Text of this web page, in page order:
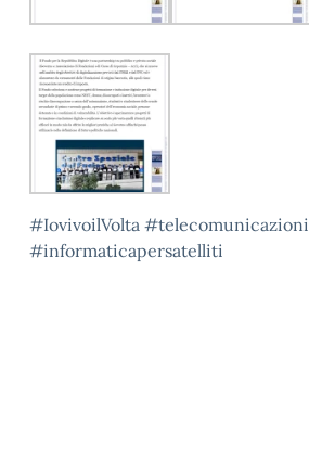
#IovivoilVolta #telecomunicazioni
#informaticapersatelliti